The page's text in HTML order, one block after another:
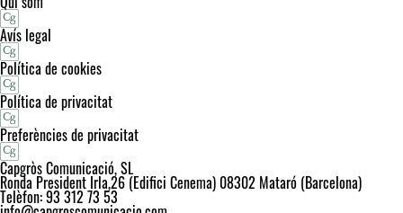
Avís legal
Política de cookies
Política de privacitat
Preferències de privacitat
Capgròs Comunicació, SL
Ronda President Irla,26 (Edifici Cenema) 08302 Mataró (Barcelona)
Telèfon: 93 312 73 53